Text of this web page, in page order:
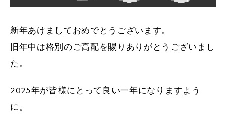
新年あけましておめでとうございます。
旧年中は格別のご高配を賜りありがとうございまし
た。
2025年が皆様にとって良い一年になりますよう
に。